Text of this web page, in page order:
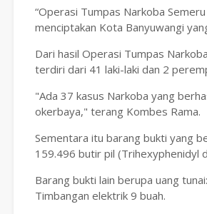
“Operasi Tumpas Narkoba
menciptakan Kota Banyuwangi
Dari hasil Operasi Tumpas
terdiri dari 41 laki-laki dan 2
"Ada 37 kasus Narkoba yang
okerbaya," terang Kombes Rama.
Sementara itu barang bukti yang
159.496 butir pil (Trihexyphenidyl
Barang bukti lain berupa uang
Timbangan elektrik 9 buah.